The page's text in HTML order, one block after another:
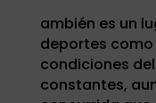
ambién es un
deportes como
condiciones
constantes,